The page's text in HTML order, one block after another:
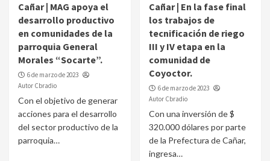
Cañar | MAG apoya el
desarrollo productivo
en comunidades de la
parroquia General
Morales “Socarte”.
6 de marzo de 2023
Autor Cbradio
Con el objetivo de generar
acciones para el desarrollo
del sector productivo de la
parroquia…
Cañar | En la fase final
los trabajos de
tecnificación de riego
III y IV etapa en la
comunidad de
Coyoctor.
6 de marzo de 2023
Autor Cbradio
Con una inversión de $
320.000 dólares por parte
de la Prefectura de Cañar,
ingresa…